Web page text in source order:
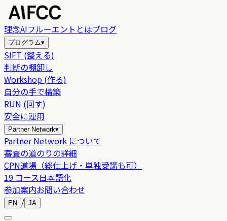
理念AIフルーエントとはブログ
プログラム▾
SIFT (整える)
判断の棚卸し
Workshop (作る)
自分の手で構築
RUN (回す)
安全に運用
Partner Network▾
Partner Network について
審査の道のりの詳細
CPN道場（総仕上げ・単独受講も可）
19 コース日本語化
参加案内お問い合わせ
EN / JA